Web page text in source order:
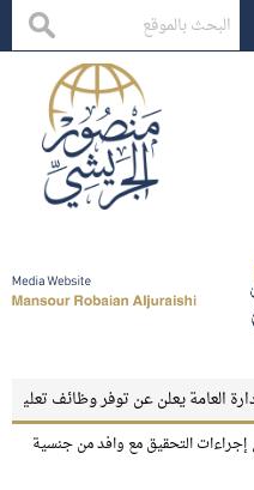
يعلن عن توفر وظائف تعليمية
إجراءات التحقيق مع وافد من جنسية